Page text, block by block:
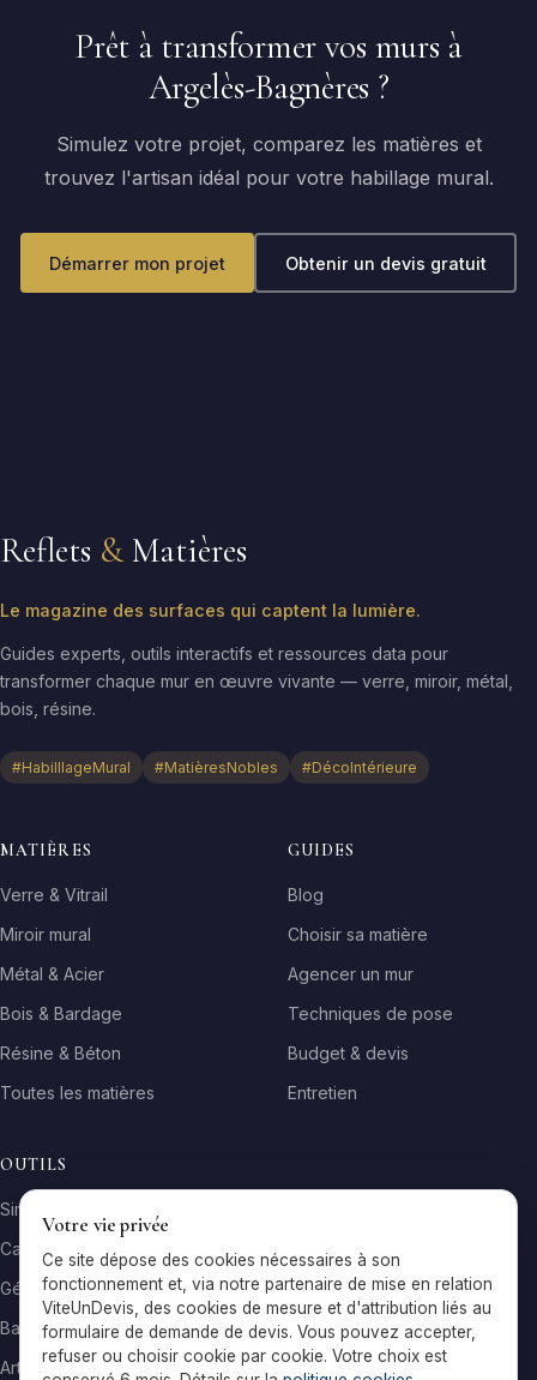
Prêt à transformer vos murs à
Argelès-Bagnères ?
Simulez votre projet, comparez les matières et
trouvez l'artisan idéal pour votre habillage mural.
Démarrer mon projet Obtenir un devis gratuit
Reflets & Matières
Le magazine des surfaces qui captent la lumière.
Guides experts, outils interactifs et ressources data pour
transformer chaque mur en œuvre vivante — verre, miroir, métal,
bois, résine.
#HabilllageMural #MatièresNobles #DécoIntérieure
MATIÈRES
Verre & Vitrail
Miroir mural
Métal & Acier
Bois & Bardage
Résine & Béton
Toutes les matières
GUIDES
Blog
Choisir sa matière
Agencer un mur
Techniques de pose
Budget & devis
Entretien
OUTILS
Simulateur matière
Calculateur surface
Générateur galerie
Baromètre de prix
Artisans par ville
Votre vie privée
Ce site dépose des cookies nécessaires à son
fonctionnement et, via notre partenaire de mise en relation
ViteUnDevis, des cookies de mesure et d'attribution liés au
formulaire de demande de devis. Vous pouvez accepter,
refuser ou choisir cookie par cookie. Votre choix est